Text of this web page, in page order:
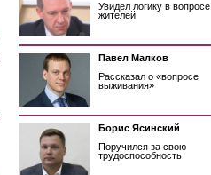
Увидел логику в вопросе
жителей
Павел Малков
Рассказал о «вопросе
выживания»
Борис Ясинский
Поручился за свою
трудоспособность